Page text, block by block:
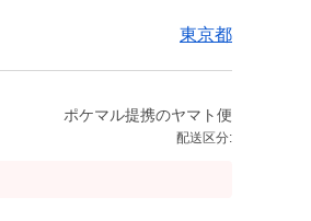
東京都
ポケマル提携のヤマト便
配送区分: